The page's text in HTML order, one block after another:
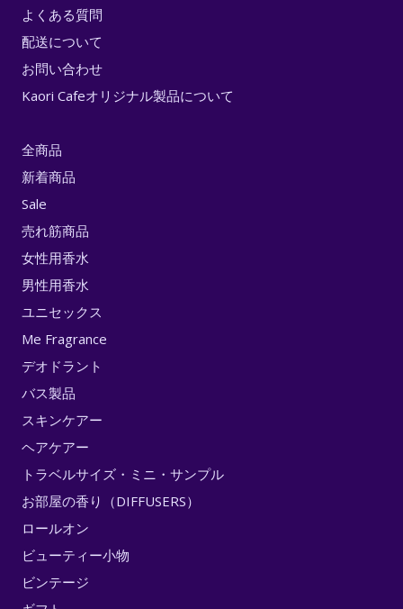
よくある質問
配送について
お問い合わせ
Kaori Cafeオリジナル製品について
全商品
新着商品
Sale
売れ筋商品
女性用香水
男性用香水
ユニセックス
Me Fragrance
デオドラント
バス製品
スキンケアー
ヘアケアー
トラベルサイズ・ミニ・サンプル
お部屋の香り（DIFFUSERS）
ロールオン
ビューティー小物
ビンテージ